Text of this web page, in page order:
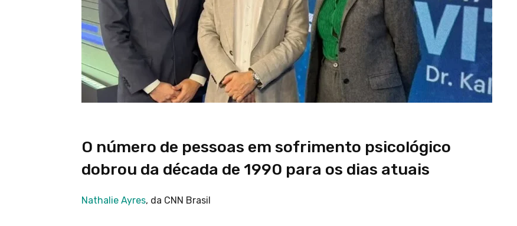
O número de pessoas em sofrimento psicológico
dobrou da década de 1990 para os dias atuais
Nathalie Ayres, da CNN Brasil